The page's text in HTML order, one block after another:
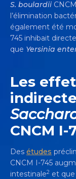
S. boulardii
l’élimination
également été
745 inhibait
que Yersinia
Les
CNCM I-
Des études
CNCM I-745
intestinale2 et que